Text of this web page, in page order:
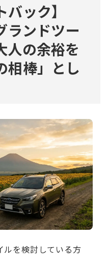
バック】
ランドツー
人の余裕を
相棒」とし
ルを検討している方